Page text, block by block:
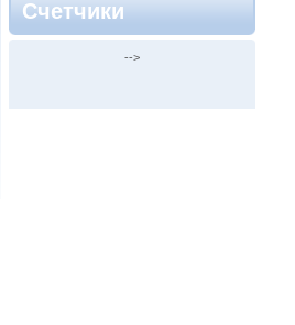
Счетчики
-->